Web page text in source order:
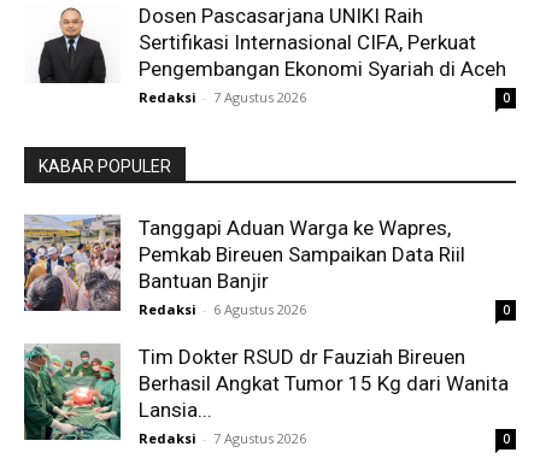
Dosen Pascasarjana UNIKI Raih
Sertifikasi Internasional CIFA, Perkuat
Pengembangan Ekonomi Syariah di Aceh
Redaksi - 7 Agustus 2026 0
KABAR POPULER
Tanggapi Aduan Warga ke Wapres,
Pemkab Bireuen Sampaikan Data Riil
Bantuan Banjir
Redaksi - 6 Agustus 2026 0
Tim Dokter RSUD dr Fauziah Bireuen
Berhasil Angkat Tumor 15 Kg dari Wanita
Lansia...
Redaksi - 7 Agustus 2026 0